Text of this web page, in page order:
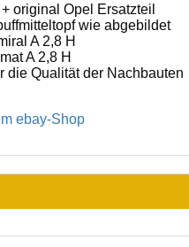
original Opel Ersatzteil
wie abgebildet
A 2,8 H
2,8 H
die Qualität der Nachbauten
ebay-Shop